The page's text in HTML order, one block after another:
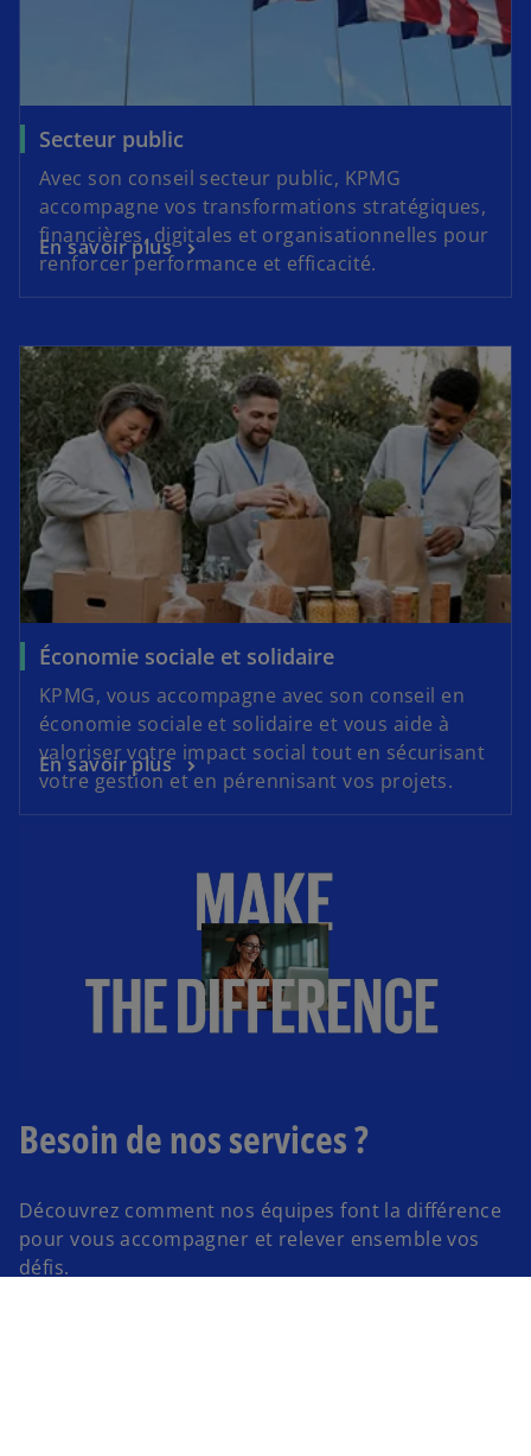
Secteur public
Avec son conseil secteur public, KPMG
accompagne vos transformations stratégiques,
financières, digitales et organisationnelles pour
renforcer performance et efficacité.
En savoir plus
Économie sociale et solidaire
KPMG, vous accompagne avec son conseil en
économie sociale et solidaire et vous aide à
valoriser votre impact social tout en sécurisant
votre gestion et en pérennisant vos projets.
En savoir plus
Besoin de nos services ?​
Découvrez comment nos équipes font la différence ​
pour vous accompagner et relever ensemble vos
défis.